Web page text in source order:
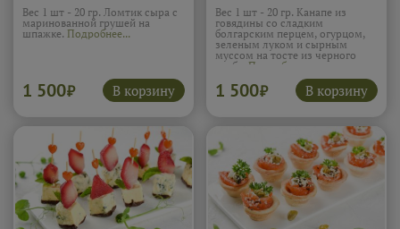
Вес 1 шт - 20 гр. Ломтик сыра с
маринованной грушей на
шпажке. Подробнее...
1 500₽ В корзину
Вес 1 шт - 20 гр. Канапе из
говядины со сладким
болгарским перцем, огурцом,
зеленым луком и сырным
муссом на тосте из черного
хлеба. Подробнее...
1 500₽ В корзину